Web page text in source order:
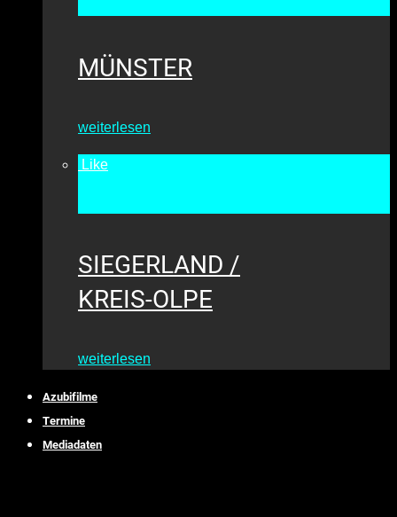
MÜNSTER
weiterlesen
Like
SIEGERLAND /
KREIS-OLPE
weiterlesen
Azubifilme
Termine
Mediadaten